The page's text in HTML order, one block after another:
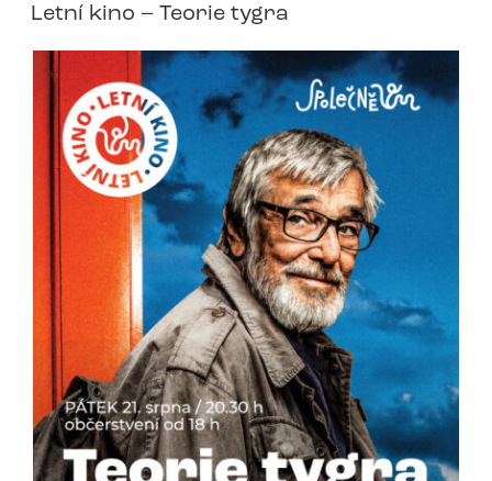
Letní kino – Teorie tygra